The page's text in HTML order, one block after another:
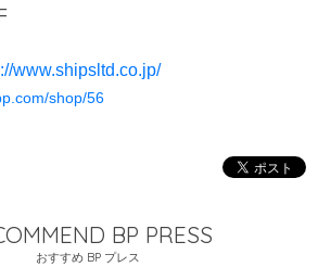
www.shipsltd.co.jp/
shop/56
BP PRESS
おすすめ BP プレス